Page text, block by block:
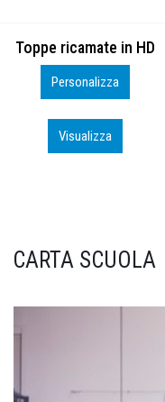
KIT CAMP 100 2026_perso
Personalizza
Visualizza
CARTA SCUOLA